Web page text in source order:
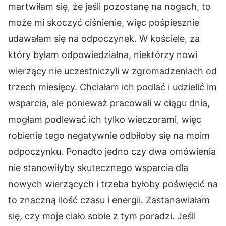
martwiłam się, że jeśli pozostanę na nogach, to
może mi skoczyć ciśnienie, więc pośpiesznie
udawałam się na odpoczynek. W kościele, za
który byłam odpowiedzialna, niektórzy nowi
wierzący nie uczestniczyli w zgromadzeniach od
trzech miesięcy. Chciałam ich podlać i udzielić im
wsparcia, ale ponieważ pracowali w ciągu dnia,
mogłam podlewać ich tylko wieczorami, więc
robienie tego negatywnie odbiłoby się na moim
odpoczynku. Ponadto jedno czy dwa omówienia
nie stanowiłyby skutecznego wsparcia dla
nowych wierzących i trzeba byłoby poświęcić na
to znaczną ilość czasu i energii. Zastanawiałam
się, czy moje ciało sobie z tym poradzi. Jeśli